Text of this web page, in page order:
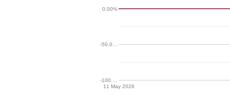
11 May 2026
-100.…
-50.0…
0.00%